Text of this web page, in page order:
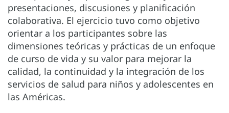
presentaciones, discusiones y planificación
colaborativa. El ejercicio tuvo como objetivo
orientar a los participantes sobre las
dimensiones teóricas y prácticas de un enfoque
de curso de vida y su valor para mejorar la
calidad, la continuidad y la integración de los
servicios de salud para niños y adolescentes en
las Américas.